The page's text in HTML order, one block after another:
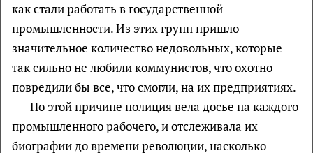
как стали работать в государственной
промышленности. Из этих групп пришло
значительное количество недовольных, которые
так сильно не любили коммунистов, что охотно
повредили бы все, что смогли, на их предприятиях.
По этой причине полиция вела досье на каждого
промышленного рабочего, и отслеживала их
биографии до времени революции, насколько